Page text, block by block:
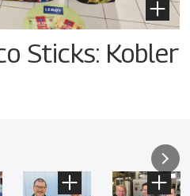
Sticks: Kobler